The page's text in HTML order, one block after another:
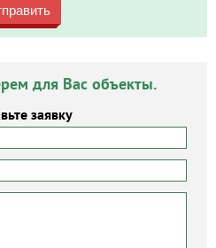
для Вас объекты.
заявку